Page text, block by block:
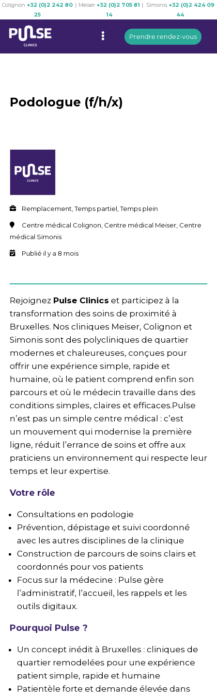
Skip
to
content
Colignon +32 (0)2 242 80
25
| Meiser +32 (0)2 705 81
14
| Simonis +32 (0)2 424 09
44
Menu Prendre rendez-vous
Podologue (f/h/x)
Remplacement, Temps partiel, Temps plein
Centre médical Colignon, Centre médical Meiser, Centre
médical Simonis
Publié il y a 8 mois
Rejoignez Pulse Clinics et participez à la
transformation des soins de proximité à
Bruxelles. Nos cliniques Meiser, Colignon et
Simonis sont des polycliniques de quartier
modernes et chaleureuses, conçues pour
offrir une expérience simple, rapide et
humaine, où le patient comprend enfin son
parcours et où le médecin travaille dans des
conditions simples, claires et efficaces.​ Pulse
n’est pas un simple centre médical : c’est
un mouvement qui modernise la première
ligne, réduit l’errance de soins et offre aux
praticiens un environnement qui respecte leur
temps et leur expertise.​
Votre rôle
Consultations en podologie
Prévention, dépistage et suivi coordonné
avec les autres disciplines de la clinique
Construction de parcours de soins clairs et
coordonnés pour vos patients
Focus sur la médecine : Pulse gère
l’administratif, l’accueil, les rappels et les
outils digitaux.​
Pourquoi Pulse ?
Un concept inédit à Bruxelles : cliniques de
quartier remodelées pour une expérience
patient simple, rapide et humaine
Patientèle forte et demande élevée dans